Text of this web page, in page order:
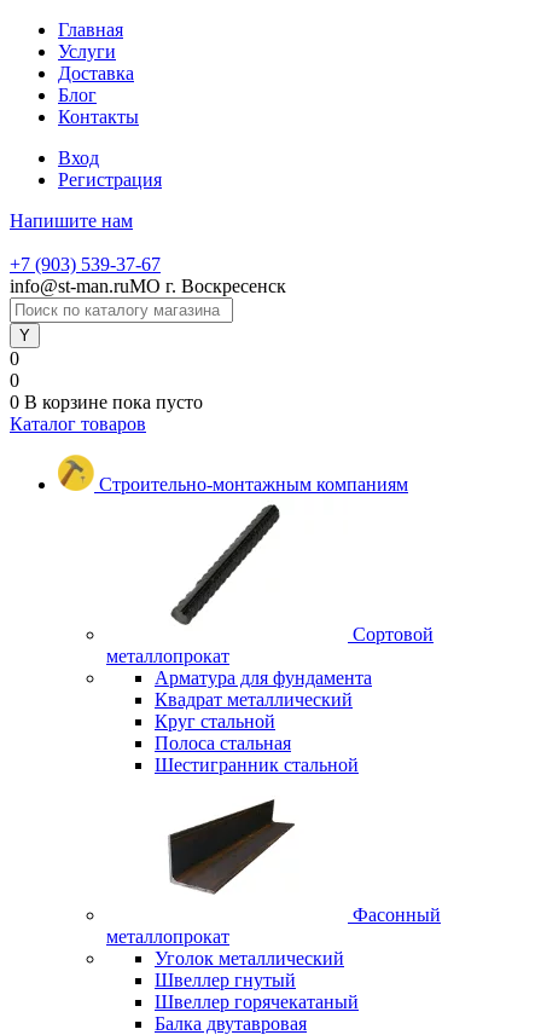
Главная
Услуги
Доставка
Блог
Контакты
Вход
Регистрация
Напишите нам
+7 (903) 539-37-67
info@st-man.ruМО г. Воскресенск
0
0
0 В корзине пока пусто
Каталог товаров
Строительно-монтажным компаниям
Сортовой
металлопрокат
Арматура для фундамента
Квадрат металлический
Круг стальной
Полоса стальная
Шестигранник стальной
Фасонный
металлопрокат
Уголок металлический
Швеллер гнутый
Швеллер горячекатаный
Балка двутавровая